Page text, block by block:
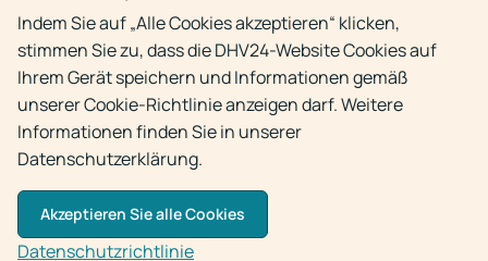
Indem Sie auf „Alle Cookies akzeptieren“ klicken,
stimmen Sie zu, dass die DHV24-Website Cookies auf
Ihrem Gerät speichern und Informationen gemäß
unserer Cookie-Richtlinie anzeigen darf. Weitere
Informationen finden Sie in unserer
Datenschutzerklärung.
Akzeptieren Sie alle Cookies
Datenschutzrichtlinie
Stellenangebote
Datenschutzrichtlinie
© 2009 - 2026Arzt-Hausbesuch 24h
Die Verwendung von Materialien ist nur mit aktivem Link zur Quelle gestattet